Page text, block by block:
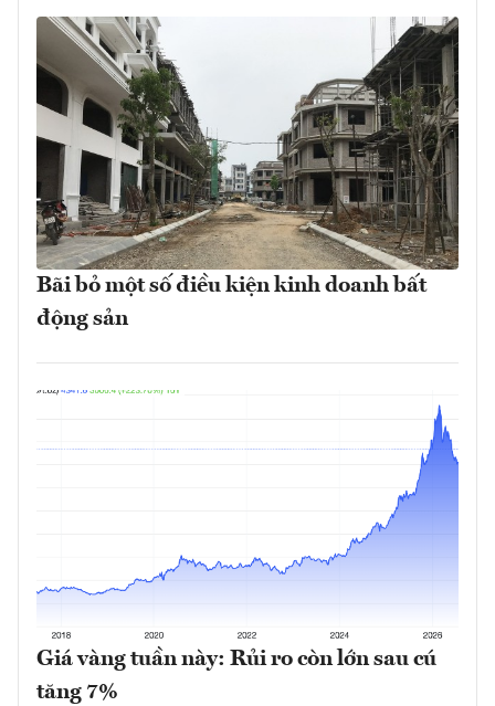
Bãi bỏ một số điều kiện kinh doanh bất
động sản
Giá vàng tuần này: Rủi ro còn lớn sau cú
tăng 7%